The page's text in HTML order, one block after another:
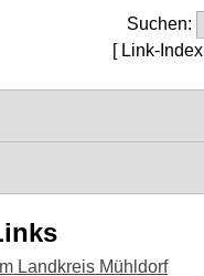
Suchen:
[ Link-Index
Landkreis Mühldorf